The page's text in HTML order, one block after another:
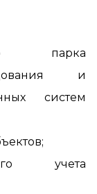
парка
и
систем
учета